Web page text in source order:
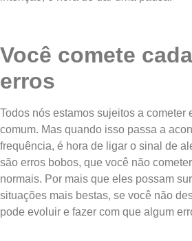
Você comete
erros
Todos nós estamos sujeitos a cometer
comum. Mas quando isso passa a
frequência, é hora de ligar o sinal de
são erros bobos, que você não
normais. Por mais que eles possam
situações mais bestas, se você não
pode evoluir e fazer com que algum